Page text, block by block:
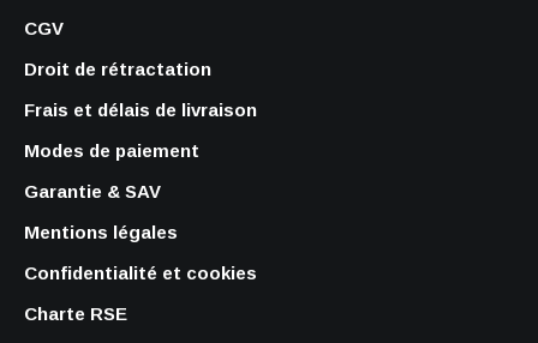
CGV
Droit de rétractation
Frais et délais de livraison
Modes de paiement
Garantie & SAV
Mentions légales
Confidentialité et cookies
Charte RSE